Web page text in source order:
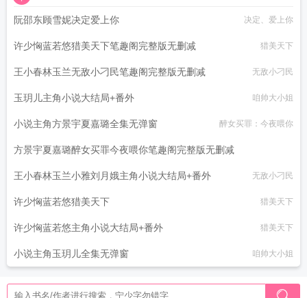
阮邵东顾雪妮决定爱上你 决定、爱上你
许少恟蓝若悠猎美天下笔趣阁完整版无删减 猎美天下
王小春林玉兰无敌小刁民笔趣阁完整版无删减 无敌小刁民
玉玥儿主角小说大结局+番外 咱帅大小姐
小说主角方景宇夏嘉璐全集无弹窗 醉女买罪：今夜喂你
方景宇夏嘉璐醉女买罪今夜喂你笔趣阁完整版无删减
醉女买罪：今夜喂你
王小春林玉兰小雅刘月娥主角小说大结局+番外 无敌小刁民
许少恟蓝若悠猎美天下 猎美天下
许少恟蓝若悠主角小说大结局+番外 猎美天下
小说主角玉玥儿全集无弹窗 咱帅大小姐